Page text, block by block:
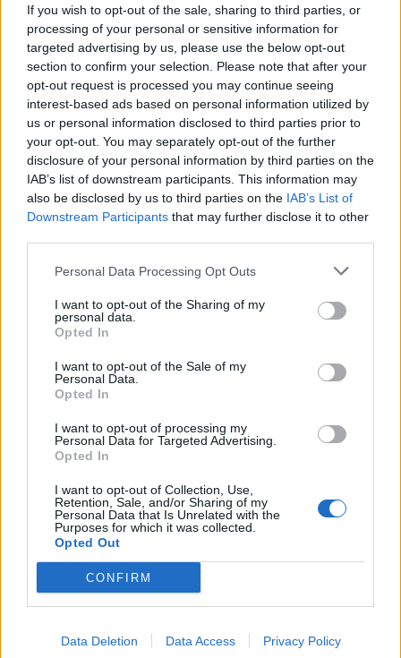
If you wish to opt-out of the sale, sharing to third parties, or
processing of your personal or sensitive information for
targeted advertising by us, please use the below opt-out
section to confirm your selection. Please note that after your
opt-out request is processed you may continue seeing
interest-based ads based on personal information utilized by
us or personal information disclosed to third parties prior to
your opt-out. You may separately opt-out of the further
disclosure of your personal information by third parties on the
IAB’s list of downstream participants. This information may
also be disclosed by us to third parties on the IAB’s List of
Downstream Participants that may further disclose it to other
Personal Data Processing Opt Outs
I want to opt-out of the Sharing of my
personal data.
Opted In
I want to opt-out of the Sale of my
Personal Data.
Opted In
I want to opt-out of processing my
Personal Data for Targeted Advertising.
Opted In
I want to opt-out of Collection, Use,
Retention, Sale, and/or Sharing of my
Personal Data that Is Unrelated with the
Purposes for which it was collected.
Opted Out
CONFIRM
Data Deletion Data Access Privacy Policy
Festes
31 de juliol de 2026
DEIXA UNA RESPOSTA
Comentari:
aquest navegador per a la propera vegada que comenti.
ÚLTIMES NOTÍCIES